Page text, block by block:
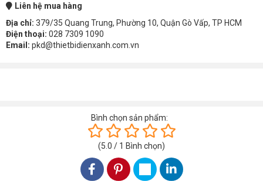
Liên hệ mua hàng
Địa chỉ: 379/35 Quang Trung, Phường 10, Quận Gò Vấp, TP HCM
Điện thoại: 028 7309 1090
Email: pkd@thietbidienxanh.com.vn
Bình chọn sản phẩm:
(5.0 / 1 Bình chọn)